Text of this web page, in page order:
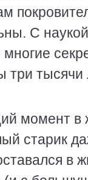
С
три тысячи
момент в
старик
в